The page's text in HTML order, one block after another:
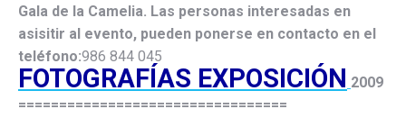
Gala de la Camelia. Las personas interesadas en
asisitir al evento, pueden ponerse en contacto en el
teléfono:986 844 045
FOTOGRAFÍAS EXPOSICIÓN 2009
=================================